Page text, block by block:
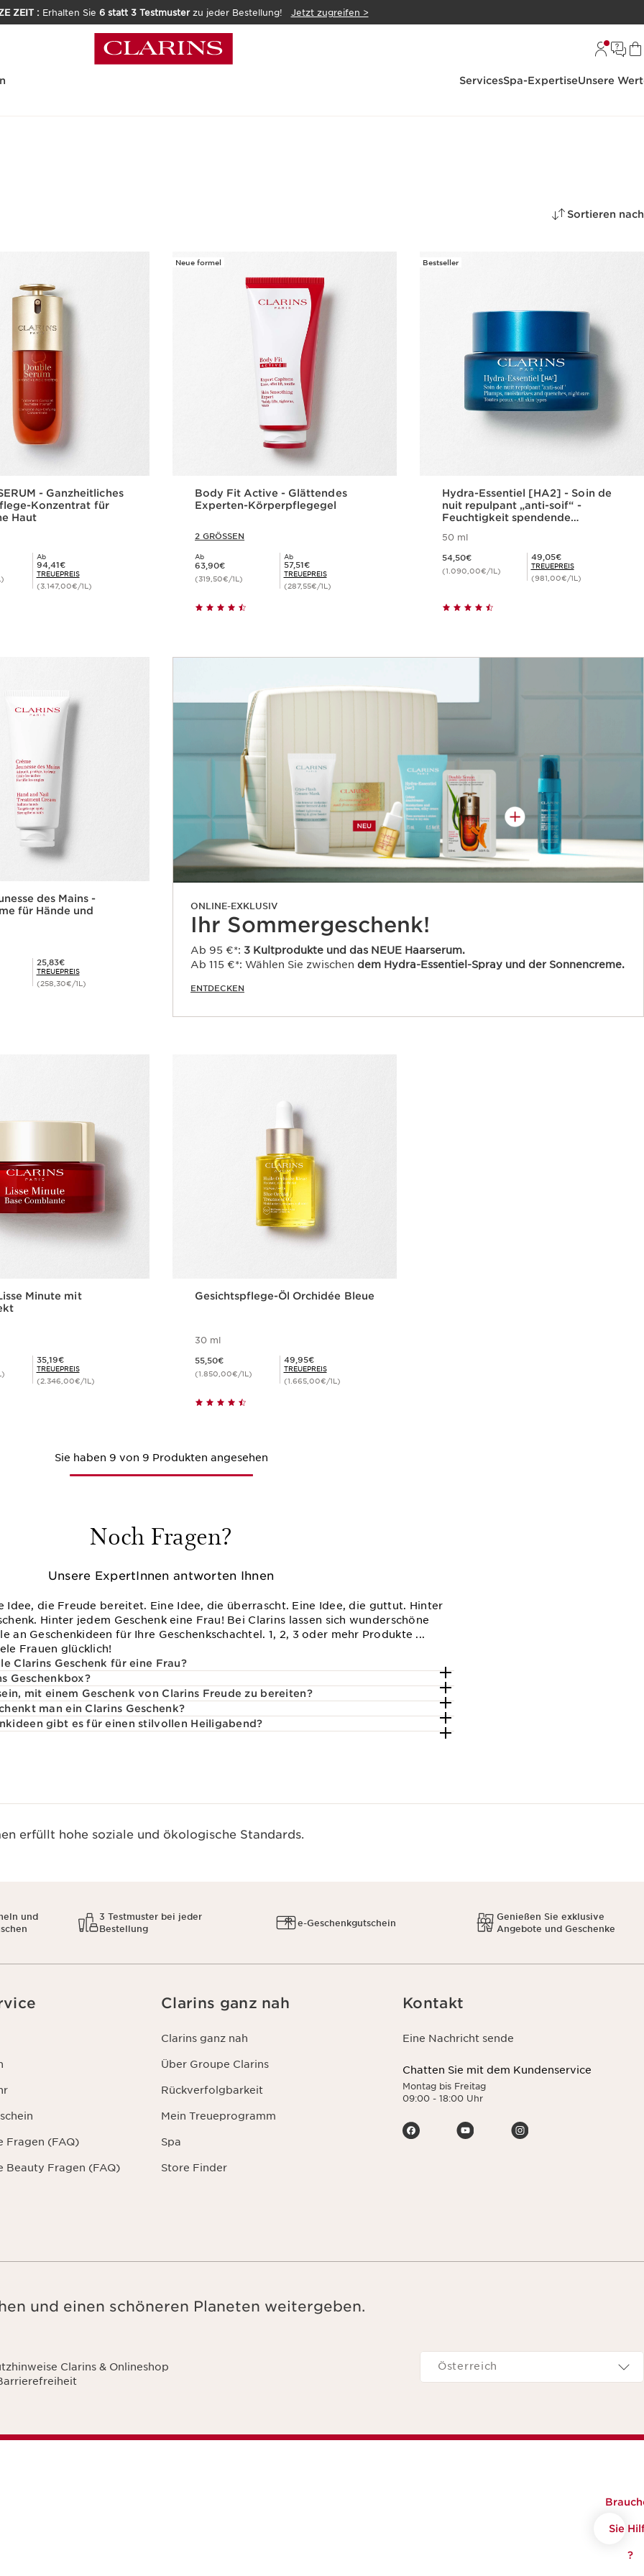
ZEIT : Erhalten Sie 6 statt 3 Testmusterzu jeder Bestellung! Jetzt zugreifen >
ServicesSpa-ExpertiseUnsere
Sortieren nach
- Ganzheitliches
Konzentrat für
Haut
Ab
Mitgliederpreis 94,41€
94,41€
TREUEPREIS
(3.147,00€/1L)
Neue formel
Body Fit Active - Glättendes
Experten-Körperpflegegel
2 GRÖSSEN
Ab
Aktueller Preis 63,90€
63,90€
(319,50€/1L)
Ab
Mitgliederpreis 57,51€
57,51€
TREUEPREIS
(287,55€/1L)
Bestseller
Hydra-Essentiel [HA2] - Soin de
nuit repulpant „anti-soif“ -
Feuchtigkeit spendende
50 ml
54,50€
(1.090,00€/1L)
Mitgliederpreis 49,05€
49,05€
TREUEPREIS
(981,00€/1L)
des Mains -
für Hände und
Mitgliederpreis 25,83€
25,83€
TREUEPREIS
(258,30€/1L)
ONLINE-EXKLUSIV
Ihr Sommergeschenk!
Ab 95 €*: 3 Kultprodukte und das NEUE Haarserum.
Ab 115 €*: Wählen Sie zwischen dem Hydra-Essentiel-Spray und der Sonnencreme.
ENTDECKEN
Minute mit
Mitgliederpreis 35,19€
35,19€
TREUEPREIS
(2.346,00€/1L)
Gesichtspflege-Öl Orchidée Bleue
30 ml
55,50€
(1.850,00€/1L)
Mitgliederpreis 49,95€
49,95€
TREUEPREIS
(1.665,00€/1L)
Sie haben 9 von 9 Produkten angesehen
Noch Fragen?
Unsere ExpertInnen antworten Ihnen
Idee, die Freude bereitet. Eine Idee, die überrascht. Eine Idee, die guttut. Hinter
Hinter jedem Geschenk eine Frau! Bei Clarins lassen sich wunderschöne
an Geschenkideen für Ihre Geschenkschachtel. 1, 2, 3 oder mehr Produkte ...
Frauen glücklich!
Clarins Geschenk für eine Frau?
Geschenkbox?
mit einem Geschenk von Clarins Freude zu bereiten?
man ein Clarins Geschenk?
gibt es für einen stilvollen Heiligabend?
Sie
?
erfüllt hohe soziale und ökologische Standards.
und
3 Testmuster bei jeder
Bestellung
e-Geschenkgutschein
Genießen Sie exklusive
Angebote und Geschenke
Fragen (FAQ)
Beauty Fragen (FAQ)
Clarins ganz nah
Clarins ganz nah
Über Groupe Clarins
Rückverfolgbarkeit
Mein Treueprogramm
Spa
Store Finder
Kontakt
Eine Nachricht sende
Chatten Sie mit dem Kundenservice
Montag bis Freitag
09:00 - 18:00 Uhr
und einen schöneren Planeten weitergeben.
Clarins & Onlineshop
Navigieren zu
Österreich